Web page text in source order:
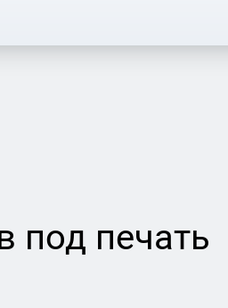
под печать